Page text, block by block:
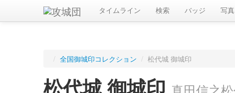
タイムライン 検索 バッジ 写真
/ 全国御城印コレクション / 松代城 御城印
松代城 御城印